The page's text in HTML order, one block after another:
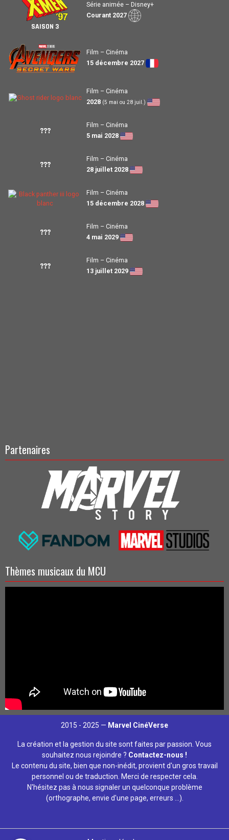
SAISON 3
Série animée – Disney+
Courant 2027
Film – Cinéma
15 décembre 2027
Film – Cinéma
2028 (5 mai ou 28 juil.)
???
Film – Cinéma
5 mai 2028
???
Film – Cinéma
28 juillet 2028
Film – Cinéma
15 décembre 2028
???
Film – Cinéma
4 mai 2029
???
Film – Cinéma
13 juillet 2029
Partenaires
Thèmes musicaux du MCU
2015 - 2025 — Marvel CinéVerse
La création et la gestion du site sont faites par passion. Vous
souhaitez nous rejoindre ? Contactez-nous !
Le contenu du site, bien que non-inédit, provient d'un gros travail
personnel ou de traduction. Merci de respecter cela.
N'hésitez pas à nous signaler un quelconque problème
(orthographe, envie d'une page, erreurs ...).